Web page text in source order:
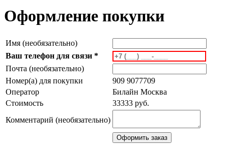
Оформление покупки
Имя (необязательно)
Ваш телефон для связи *
Почта (необязательно)
Номер(а) для покупки
909 9077709
Оператор
Билайн Москва
Стоимость
33333 руб.
Комментарий (необязательно)